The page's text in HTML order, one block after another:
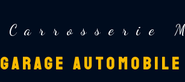
Carrosserie
GARAGE